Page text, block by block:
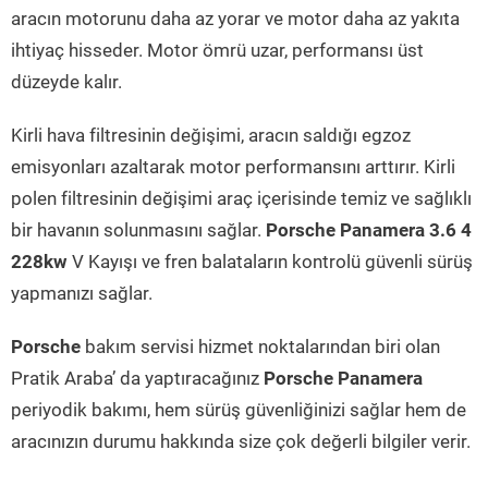
aracın motorunu daha az yorar ve motor daha az yakıta
ihtiyaç hisseder. Motor ömrü uzar, performansı üst
düzeyde kalır.
Kirli hava filtresinin değişimi, aracın saldığı egzoz
emisyonları azaltarak motor performansını arttırır. Kirli
polen filtresinin değişimi araç içerisinde temiz ve sağlıklı
bir havanın solunmasını sağlar. Porsche Panamera 3.6 4
228kw V Kayışı ve fren balataların kontrolü güvenli sürüş
yapmanızı sağlar.
Porsche bakım servisi hizmet noktalarından biri olan
Pratik Araba’ da yaptıracağınız Porsche Panamera
periyodik bakımı, hem sürüş güvenliğinizi sağlar hem de
aracınızın durumu hakkında size çok değerli bilgiler verir.